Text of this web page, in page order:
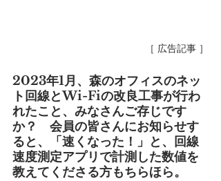
［ 広告記事 ］
2023年1月、森のオフィスのネッ
ト回線とWi-Fiの改良工事が行わ
れたこと、みなさんご存じです
か？　会員の皆さんにお知らせす
ると、「速くなった！」と、回線
速度測定アプリで計測した数値を
教えてくださる方もちらほら。